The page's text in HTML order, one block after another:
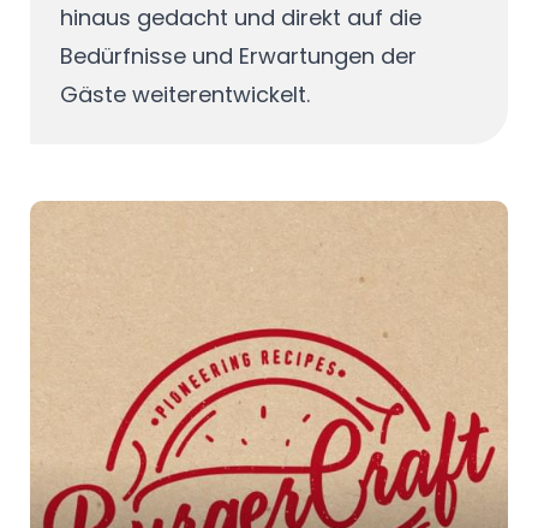
hinaus gedacht und direkt auf die
Bedürfnisse und Erwartungen der
Gäste weiterentwickelt.